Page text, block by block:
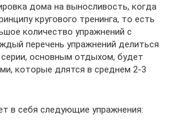
дома на выносливость, когда
кругового тренинга, то есть
количество упражнений с
перечень упражнений делиться
основным отдыхом, будет
которые длятся в среднем 2-3
в себя следующие упражнения: